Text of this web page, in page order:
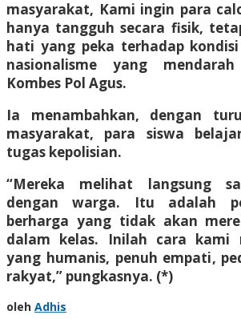
masyarakat, Kami ingin para
hanya tangguh secara fisik,
hati yang peka terhadap
nasionalisme yang
Kombes Pol Agus.
Ia menambahkan, dengan
masyarakat, para siswa
tugas kepolisian.
“Mereka melihat langsung
dengan warga. Itu adalah
berharga yang tidak akan
dalam kelas. Inilah cara kami
yang humanis, penuh empati,
rakyat,” pungkasnya. (*)
oleh Adhis